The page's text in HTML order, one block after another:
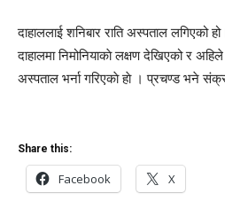
दाहाललाई शनिबार राति अस्पताल लगिएको
दाहालमा निमोनियाकाे लक्षण देखिएको र
अस्पताल भर्ना गरिएकाे हाे । प्रचण्ड भने
Share this:
Facebook X